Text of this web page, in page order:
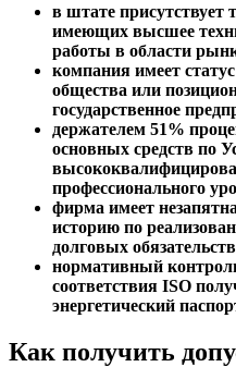
в штате присутствует
имеющих высшее
работы в области
компания имеет
общества или
государственное
держателем 51%
основных средств по
профессионального
фирма имеет
историю по
долговых
нормативный
соответствия ISO
энергетический
Как получить